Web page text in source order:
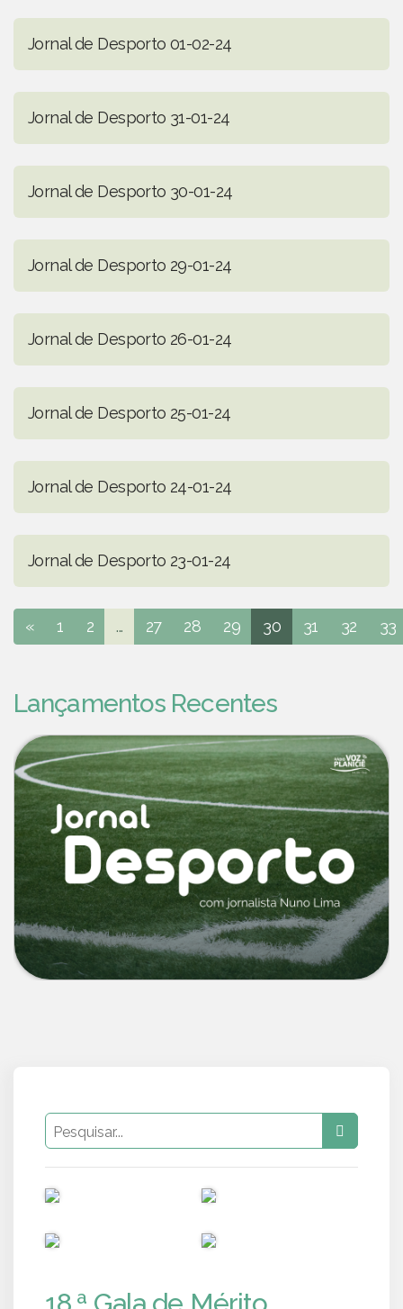
Jornal de Desporto 01-02-24
Jornal de Desporto 31-01-24
Jornal de Desporto 30-01-24
Jornal de Desporto 29-01-24
Jornal de Desporto 26-01-24
Jornal de Desporto 25-01-24
Jornal de Desporto 24-01-24
Jornal de Desporto 23-01-24
« 1 2 ... 27 28 29 30 31 32 33
Lançamentos Recentes